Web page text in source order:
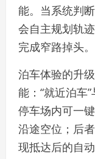
能。当系统判
会自主规划轨
完成窄路掉头。
泊车体验的升
能：“就近泊车
停车场内可一
沿途空位；后
现抵达后的自动